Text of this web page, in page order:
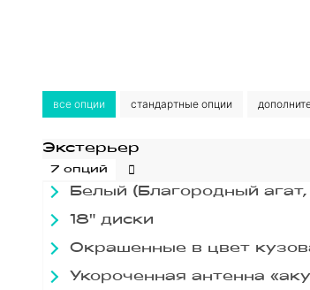
все опции стандартные опции
Экстерьер
7 опций
Белый (Благородный
18" диски
Окрашенные в цвет
Укороченная антенна